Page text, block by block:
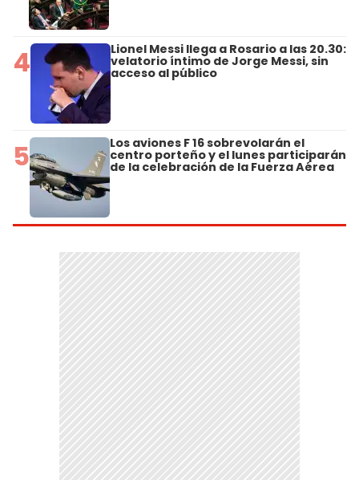
4 Lionel Messi llega a Rosario a las 20.30:
velatorio íntimo de Jorge Messi, sin
acceso al público
5 Los aviones F 16 sobrevolarán el
centro porteño y el lunes participarán
de la celebración de la Fuerza Aérea